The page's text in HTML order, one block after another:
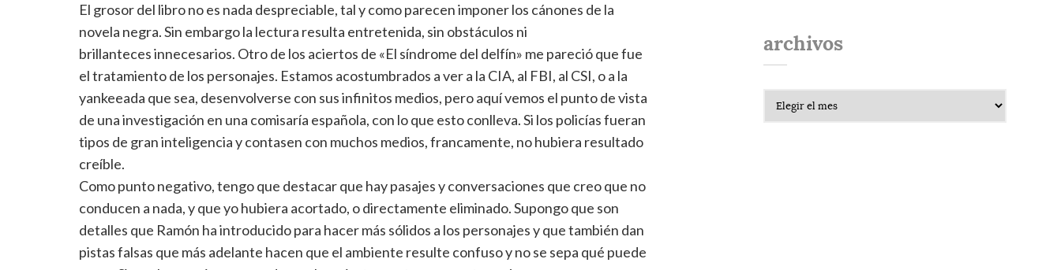
El grosor del libro no es nada despreciable, tal y como parecen imponer los cánones de la
novela negra. Sin embargo la lectura resulta entretenida, sin obstáculos ni
brillanteces innecesarios. Otro de los aciertos de «El síndrome del delfín» me pareció que fue
el tratamiento de los personajes. Estamos acostumbrados a ver a la CIA, al FBI, al CSI, o a la
yankeeada que sea, desenvolverse con sus infinitos medios, pero aquí vemos el punto de vista
de una investigación en una comisaría española, con lo que esto conlleva. Si los policías fueran
tipos de gran inteligencia y contasen con muchos medios, francamente, no hubiera resultado
creíble.
Como punto negativo, tengo que destacar que hay pasajes y conversaciones que creo que no
conducen a nada, y que yo hubiera acortado, o directamente eliminado. Supongo que son
detalles que Ramón ha introducido para hacer más sólidos a los personajes y que también dan
pistas falsas que más adelante hacen que el ambiente resulte confuso y no se sepa qué puede
archivos